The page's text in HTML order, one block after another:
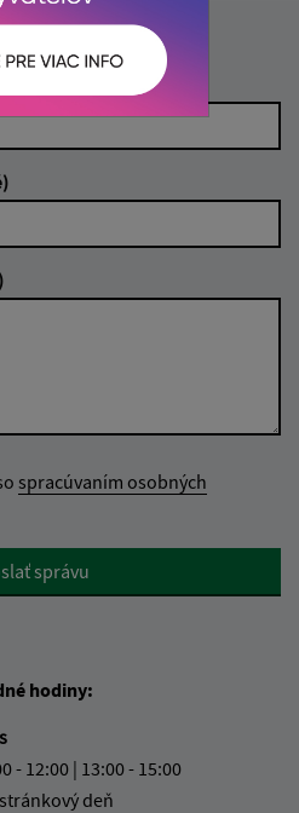
spracúvaním osobných
správu
hodiny:
- 12:00 | 13:00 - 15:00
deň